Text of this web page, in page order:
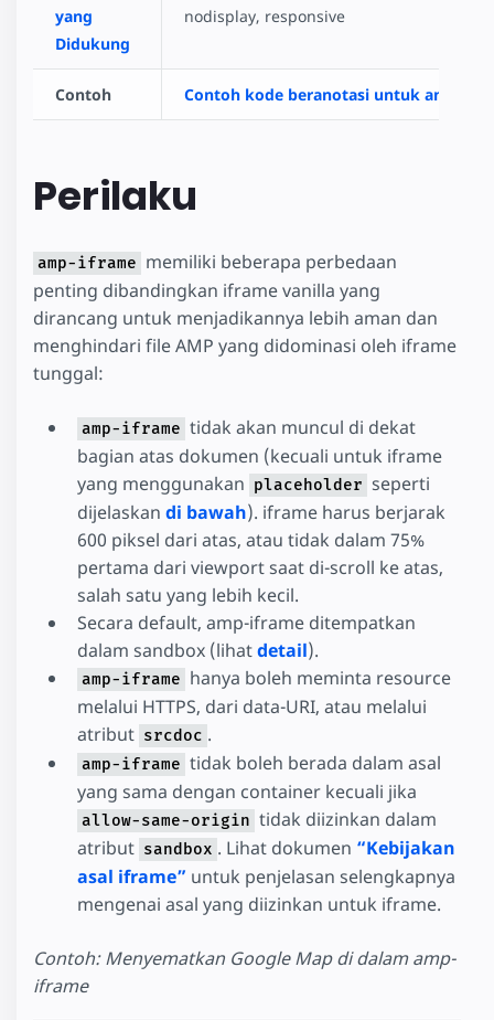
yang
Didukung
nodisplay, responsive
Contoh Contoh kode beranotasi untuk amp-
Perilaku
amp-iframe memiliki beberapa perbedaan
penting dibandingkan iframe vanilla yang
dirancang untuk menjadikannya lebih aman dan
menghindari file AMP yang didominasi oleh iframe
tunggal:
amp-iframe tidak akan muncul di dekat
bagian atas dokumen (kecuali untuk iframe
yang menggunakan placeholder seperti
dijelaskan di bawah). iframe harus berjarak
600 piksel dari atas, atau tidak dalam 75%
pertama dari viewport saat di-scroll ke atas,
salah satu yang lebih kecil.
Secara default, amp-iframe ditempatkan
dalam sandbox (lihatdetail).
amp-iframe hanya boleh meminta resource
melalui HTTPS, dari data-URI, atau melalui
atribut srcdoc .
amp-iframe tidak boleh berada dalam asal
yang sama dengan container kecuali jika
allow-same-origin tidak diizinkan dalam
atribut sandbox . Lihat dokumen “Kebijakan
asal iframe” untuk penjelasan selengkapnya
mengenai asal yang diizinkan untuk iframe.
Contoh: Menyematkan Google Map di dalam amp-
iframe